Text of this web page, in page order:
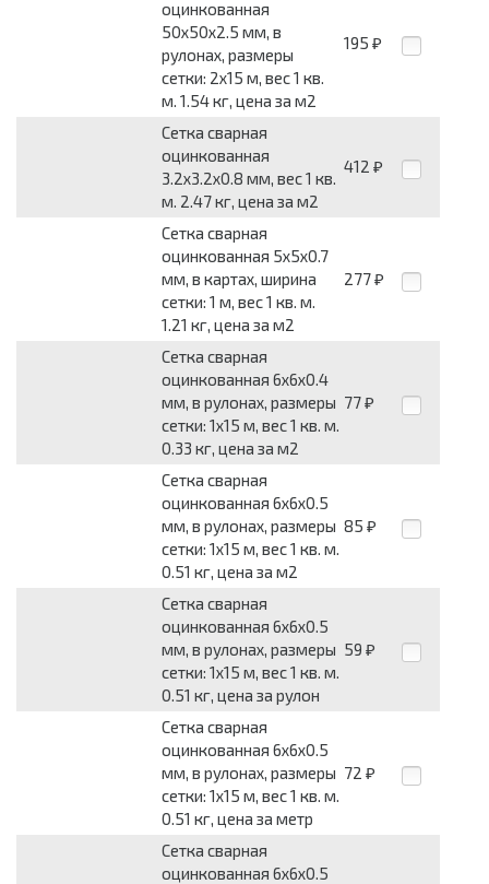
оцинкованная
50x50x2.5 мм, в
рулонах, размеры
сетки: 2x15 м, вес 1 кв.
м. 1.54 кг, цена за м2
195 ₽
Сетка сварная
оцинкованная
3.2x3.2x0.8 мм, вес 1 кв.
м. 2.47 кг, цена за м2
412 ₽
Сетка сварная
оцинкованная 5x5x0.7
мм, в картах, ширина
сетки: 1 м, вес 1 кв. м.
1.21 кг, цена за м2
277 ₽
Сетка сварная
оцинкованная 6x6x0.4
мм, в рулонах, размеры
сетки: 1x15 м, вес 1 кв. м.
0.33 кг, цена за м2
77 ₽
Сетка сварная
оцинкованная 6x6x0.5
мм, в рулонах, размеры
сетки: 1x15 м, вес 1 кв. м.
0.51 кг, цена за м2
85 ₽
Сетка сварная
оцинкованная 6x6x0.5
мм, в рулонах, размеры
сетки: 1x15 м, вес 1 кв. м.
0.51 кг, цена за рулон
59 ₽
Сетка сварная
оцинкованная 6x6x0.5
мм, в рулонах, размеры
сетки: 1x15 м, вес 1 кв. м.
0.51 кг, цена за метр
72 ₽
Сетка сварная
оцинкованная 6x6x0.5